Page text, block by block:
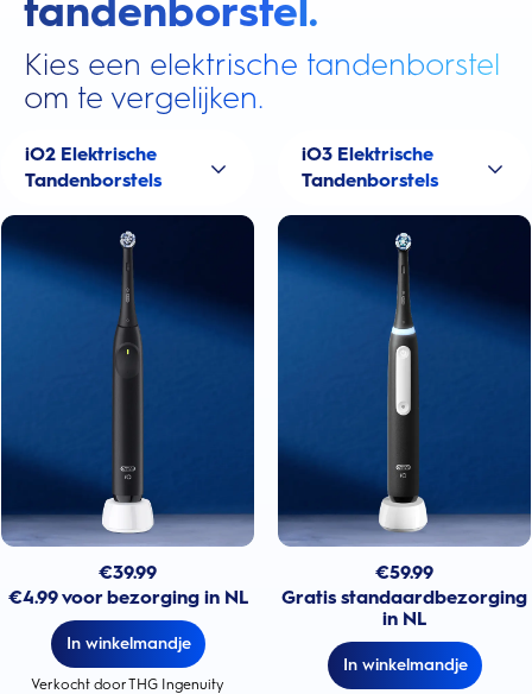
tandenborstel.
Kies een elektrische tandenborstel
om te vergelijken.
iO2 Elektrische
Tandenborstels
€39.99
€4.99 voor bezorging in NL
In winkelmandje
Verkocht door THG Ingenuity
iO3 Elektrische
Tandenborstels
€59.99
Gratis standaardbezorging
in NL
In winkelmandje